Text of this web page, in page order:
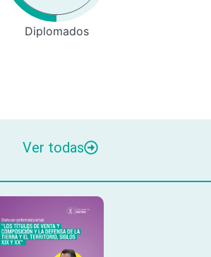
Diplomados
Ver todas